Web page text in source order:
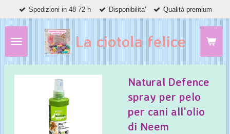
principale
La ciotola felice
Spedizioni in 48 72 h Disponibilita' Qualità premium
Natural Defence
spray per pelo
per cani all'olio
di Neem